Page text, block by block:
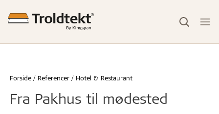
Forside Referencer Hotel & Restaurant
Fra Pakhus til mødested